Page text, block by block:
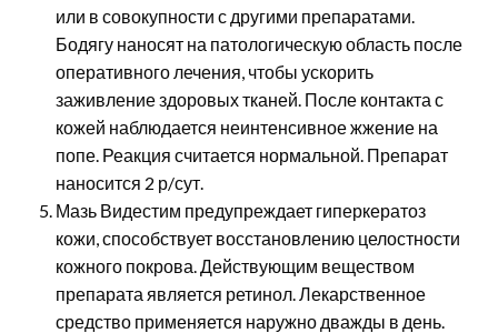
или в совокупности с другими препаратами.
Бодягу наносят на патологическую область после
оперативного лечения, чтобы ускорить
заживление здоровых тканей. После контакта с
кожей наблюдается неинтенсивное жжение на
попе. Реакция считается нормальной. Препарат
наносится 2 р/сут.
Мазь Видестим предупреждает гиперкератоз
кожи, способствует восстановлению целостности
кожного покрова. Действующим веществом
препарата является ретинол. Лекарственное
средство применяется наружно дважды в день.